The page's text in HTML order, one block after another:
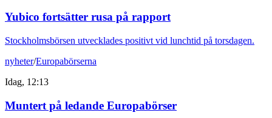
Yubico fortsätter rusa på rapport
Stockholmsbörsen utvecklades positivt vid lunchtid på torsdagen.
nyheter/Europabörserna
Idag, 12:13
Muntert på ledande Europabörser